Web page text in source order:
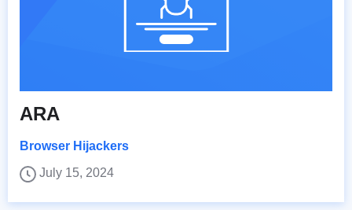
ARA
Browser Hijackers
July 15, 2024